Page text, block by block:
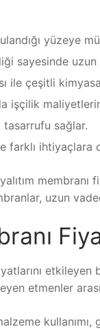
yüzeye
sayesinde
ile çeşitli
işçilik
tasarrufu sağlar.
farklı ihtiyaçlara
uzun
etmenler